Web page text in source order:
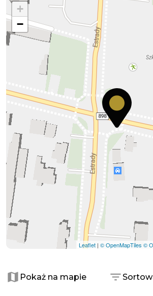
+
−
Leaflet | © OpenMapTiles ©
Pokaż na mapie